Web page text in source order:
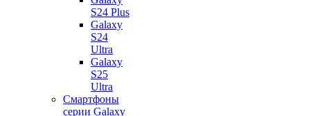
S24 Plus
Galaxy
S24
Ultra
Galaxy
S25
Ultra
Смартфоны
серии Galaxy